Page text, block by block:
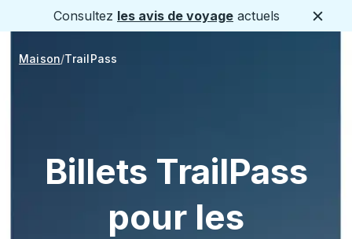
Consultez les avis de voyage actuels
Maison TrailPass
Billets TrailPass
pour les